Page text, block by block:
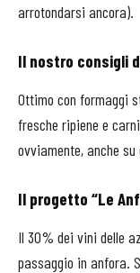
arrotondarsi ancora).
Il nostro consigli
Ottimo con formaggi
fresche ripiene e
ovviamente, anche
Il progetto “Le
Il 30% dei vini delle
passaggio in anfora.